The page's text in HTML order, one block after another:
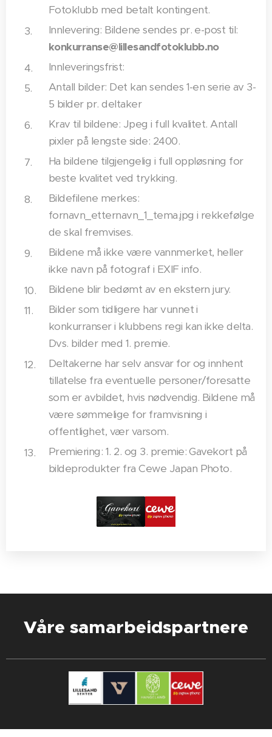
Fotoklubb med betalt kontingent.
Innlevering: Bildene sendes pr. e-post til:
konkurranse@lillesandfotoklubb.no
Innleveringsfrist:
Antall bilder: Det kan sendes 1-en serie av 3-
5 bilder pr. deltaker
Krav til bildene: Jpeg i full kvalitet. Antall
pixler på lengste side: 2400.
Ha bildene tilgjengelig i full oppløsning for
beste kvalitet ved trykking.
Bildefilene merkes:
fornavn_etternavn_1_tema.jpg i rekkefølge
de skal fremvises.
Bildene må ikke være vannmerket, heller
ikke navn på fotograf i EXIF info.
Bildene blir bedømt av en ekstern jury.
Bilder som tidligere har vunnet i
konkurranser i klubbens regi kan ikke delta.
Dvs. bilder med 1. premie.
Deltakerne har selv ansvar for og innhent
tillatelse fra eventuelle personer/foresatte
som er avbildet, hvis nødvendig. Bildene må
være sømmelige for framvisning i
offentlighet, vær varsom.
Premiering: 1. 2. og 3. premie: Gavekort på
bildeprodukter fra Cewe Japan Photo.
Våre samarbeidspartnere